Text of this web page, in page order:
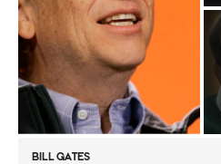
BILL GATES